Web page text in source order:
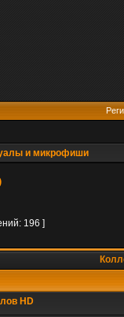
и микрофиши
196 ]
HD